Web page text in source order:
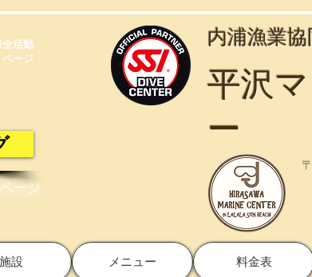
全活動​
ページ
ージ
内浦漁業
平沢
ー
施設 メニュー 料金表